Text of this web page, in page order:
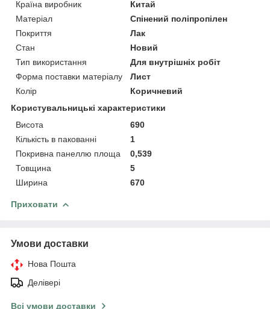
Країна виробник
Китай
Матеріал
Спінений поліпропілен
Покриття
Лак
Стан
Новий
Тип використання
Для внутрішніх робіт
Форма поставки матеріалу
Лист
Колір
Коричневий
Користувальницькі характеристики
Висота
690
Кількість в пакованні
1
Покривна панеллю площа
0,539
Товщина
5
Ширина
670
Приховати
Умови доставки
Нова Пошта
Делівері
Всі умови доставки